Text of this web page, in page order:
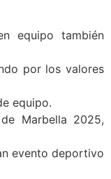
equipo también
por los valores
equipo.
Marbella 2025,
evento deportivo